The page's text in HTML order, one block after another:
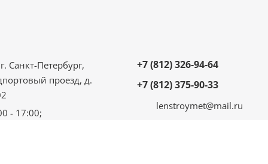
Санкт-Петербург,
проезд, д.
- 17:00;
+7 (812) 326-94-64
+7 (812) 375-90-33
lenstroymet@mail.ru